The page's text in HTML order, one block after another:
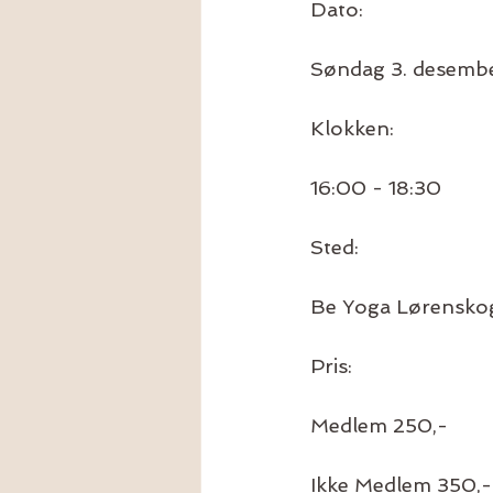
Dato:
Søndag 3.
Klokken:
16:00 - 18:30
Sted:
Be Yoga
Pris:
Medlem 250,-
Ikke Medlem 350,-